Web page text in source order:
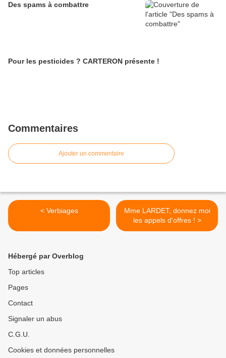
Des spams à combattre
Pour les pesticides ? CARTERON présente !
Commentaires
Ajouter un commentaire
< Verbiages
Mme LARDET, donnez moi
les appels d'offres ! >
Hébergé par Overblog
Top articles
Pages
Contact
Signaler un abus
C.G.U.
Cookies et données personnelles